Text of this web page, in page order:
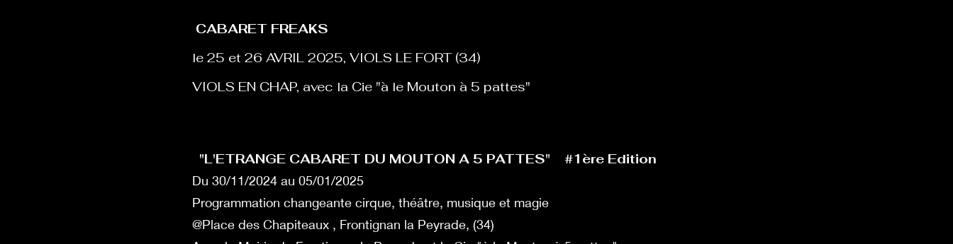
CABARET FREAKS
le 25 et 26 AVRIL 2025, VIOLS LE FORT (34)
VIOLS EN CHAP, avec la Cie "à le Mouton à 5 pattes"
"L'ETRANGE CABARET DU MOUTON A 5 PATTES" #1ère Edition
Du 30/11/2024 au 05/​01/2025
Programmation changeante cirque, théâtre, musique et magie
@Place des Chapiteaux , Frontignan la Peyrade, (34)